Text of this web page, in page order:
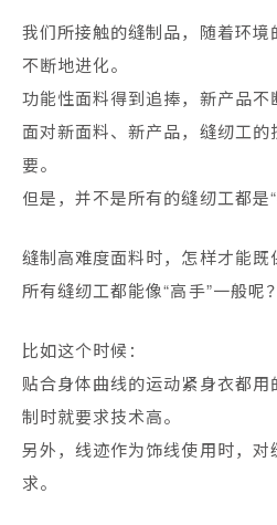
我们所接触的缝制品，随着环
不断地进化。
功能性面料得到追捧，新产品不
面对新面料、新产品，缝纫工
要。
但是，并不是所有的缝纫工都是“
缝制高难度面料时，怎样才能
所有缝纫工都能像“高手”一般呢？
比如这个时候：
贴合身体曲线的运动紧身衣都
制时就要求技术高。
另外，线迹作为饰线使用时，
求。